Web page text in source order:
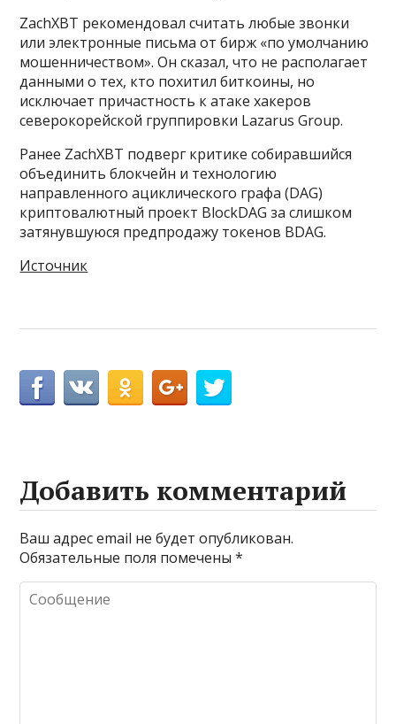
ZachXBT рекомендовал считать любые звонки
или электронные письма от бирж «по умолчанию
мошенничеством». Он сказал, что не располагает
данными о тех, кто похитил биткоины, но
исключает причастность к атаке хакеров
северокорейской группировки Lazarus Group.
Ранее ZachXBT подверг критике собиравшийся
объединить блокчейн и технологию
направленного ациклического графа (DAG)
криптовалютный проект BlockDAG за слишком
затянувшуюся предпродажу токенов BDAG.
Источник
Добавить комментарий
Ваш адрес email не будет опубликован.
Обязательные поля помечены*